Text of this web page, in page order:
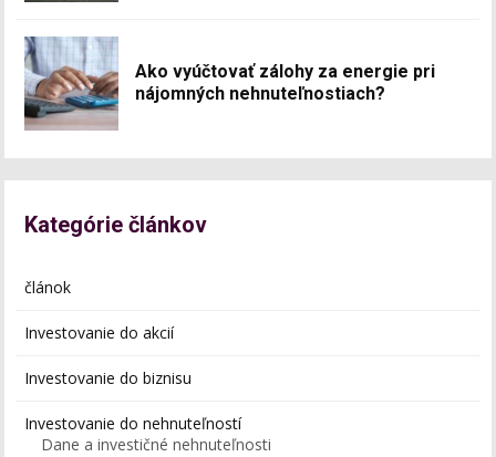
Ako vyúčtovať zálohy za energie pri
nájomných nehnuteľnostiach?
Kategórie článkov
článok
Investovanie do akcií
Investovanie do biznisu
Investovanie do nehnuteľností
Dane a investičné nehnuteľnosti